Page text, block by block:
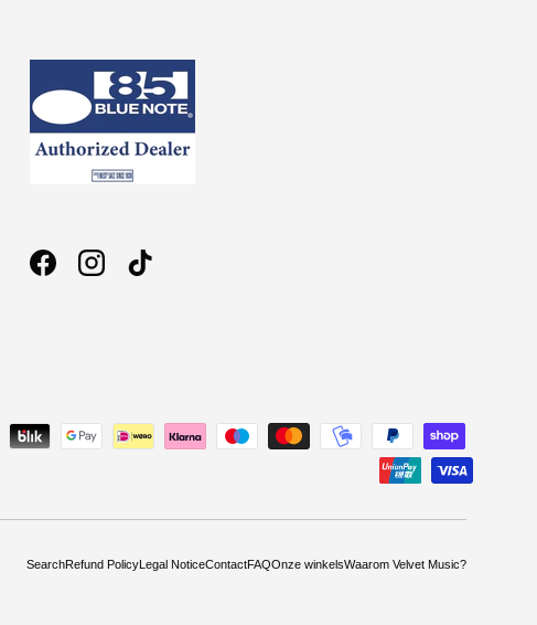
FacebookInstagramTikTok
SearchRefund Policy Legal NoticeContactFAQOnze winkelsWaarom Velvet Music?